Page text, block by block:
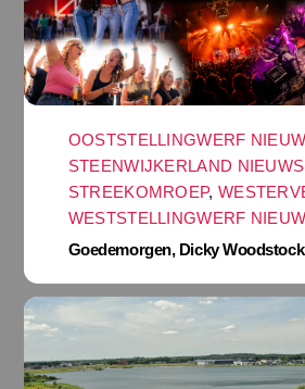
OOSTSTELLINGWERF
STEENWIJKERLAND NIEUWS
STREEKOMROEP,
WESTSTELLINGWERF
Goedemorgen, Dicky